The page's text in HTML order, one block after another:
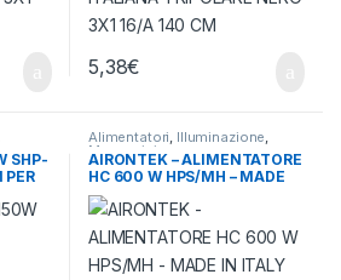
5,38€
SHP-
PER
Alimentatori, Illuminazione,
Meccanici
AIRONTEK – ALIMENTATORE
HC 600 W HPS/MH – MADE
IN ITALY HARD CASE